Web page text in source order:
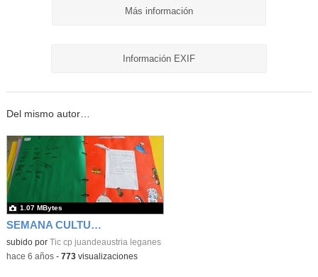
Más información
Información EXIF
Del mismo autor…
SEMANA CULTURAL DE LOS CUENTOS 42
subido por Tic cp juandeaustria leganes
1.07 MBytes
-hace 6 años- 773visualizaciones